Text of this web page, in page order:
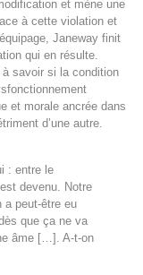
et mène une
à cette violation et
Janeway finit
qui en résulte.
à savoir si la condition
et morale ancrée dans
d’une autre.
: entre le
devenu. Notre
a peut-être eu
que ça ne va
âme […]. A-t-on